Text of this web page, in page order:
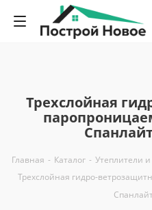
Трехслойная
Главная - Каталог - Утеплители
Трехслойная гидро-